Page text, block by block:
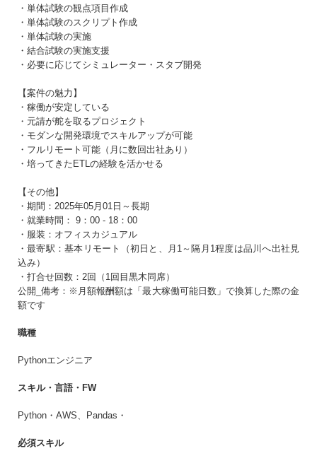
・単体試験の観点項目作成
・単体試験のスクリプト作成
・単体試験の実施
・結合試験の実施支援
・必要に応じてシミュレーター・スタブ開発
【案件の魅力】
・稼働が安定している
・元請が舵を取るプロジェクト
・モダンな開発環境でスキルアップが可能
・フルリモート可能（月に数回出社あり）
・培ってきたETLの経験を活かせる
【その他】
・期間：2025年05月01日～長期
・就業時間： 9：00 - 18：00
・服装：オフィスカジュアル
・最寄駅：基本リモート（初日と、月1～隔月1程度は品川へ出社見
込み）
・打合せ回数：2回（1回目黒木同席）
公開_備考：※月額報酬額は「最大稼働可能日数」で換算した際の金
額です
職種
Pythonエンジニア
スキル・言語・FW
Python・AWS、Pandas・
必須スキル
会員登録する
すでに登録済みの方はログイン